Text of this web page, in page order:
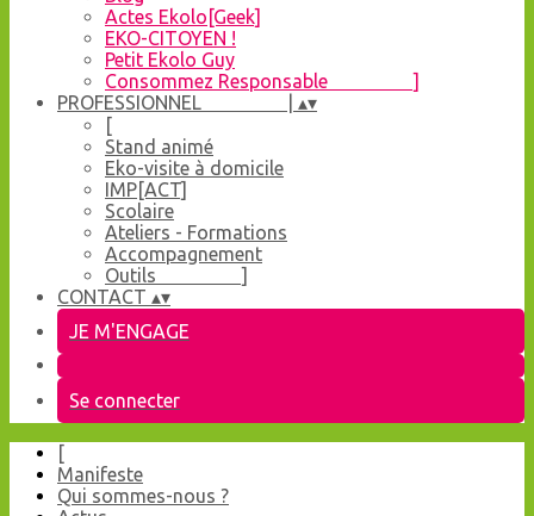
Actes Ekolo[Geek]
EKO-CITOYEN !
Petit Ekolo Guy
Consommez Responsable ]
PROFESSIONNEL | ▴▾
[
Stand animé
Eko-visite à domicile
IMP[ACT]
Scolaire
Ateliers - Formations
Accompagnement
Outils ]
CONTACT ▴▾
JE M'ENGAGE
Se connecter
[
Manifeste
Qui sommes-nous ?